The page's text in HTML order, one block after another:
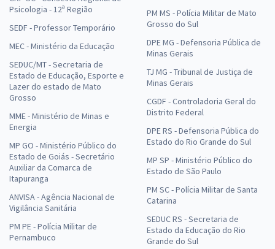
Psicologia - 12ª Região
SEDF - Professor Temporário
MEC - Ministério da Educação
SEDUC/MT - Secretaria de
Estado de Educação, Esporte e
Lazer do estado de Mato
Grosso
MME - Ministério de Minas e
Energia
MP GO - Ministério Público do
Estado de Goiás - Secretário
Auxiliar da Comarca de
Itapuranga
ANVISA - Agência Nacional de
Vigilância Sanitária
PM PE - Polícia Militar de
Pernambuco
PM MS - Polícia Militar de Mato
Grosso do Sul
DPE MG - Defensoria Pública de
Minas Gerais
TJ MG - Tribunal de Justiça de
Minas Gerais
CGDF - Controladoria Geral do
Distrito Federal
DPE RS - Defensoria Pública do
Estado do Rio Grande do Sul
MP SP - Ministério Público do
Estado de São Paulo
PM SC - Polícia Militar de Santa
Catarina
SEDUC RS - Secretaria de
Estado da Educação do Rio
Grande do Sul